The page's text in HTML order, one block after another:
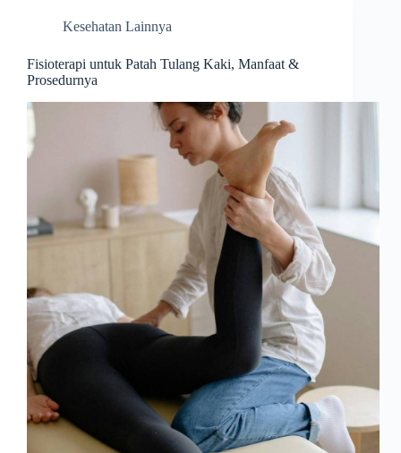
Kesehatan Lainnya
Fisioterapi untuk Patah Tulang Kaki, Manfaat &
Prosedurnya